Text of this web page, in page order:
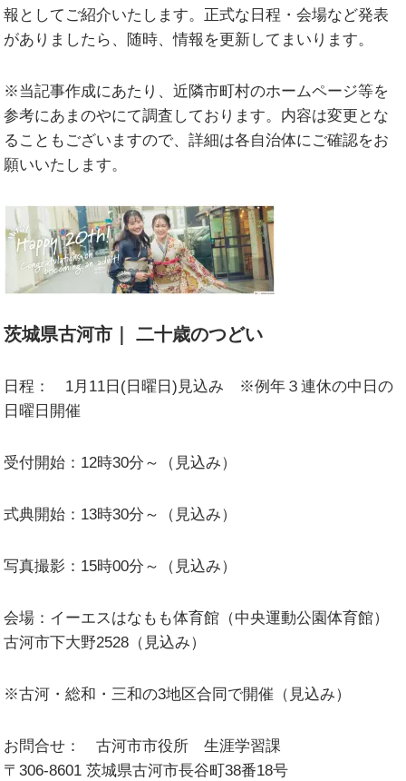
報としてご紹介いたします。正式な日程・会場など発表
がありましたら、随時、情報を更新してまいります。
※当記事作成にあたり、近隣市町村のホームページ等を
参考にあまのやにて調査しております。内容は変更とな
ることもございますので、詳細は各自治体にご確認をお
願いいたします。
茨城県古河市｜ 二十歳のつどい
日程： 1月11日(日曜日) 見込み ※例年３連休の中日の
日曜日開催
受付開始：12時30分～（見込み）
式典開始：13時30分～（見込み）
写真撮影：15時00分～（見込み）
会場：イーエスはなもも体育館（中央運動公園体育館）
古河市下大野2528（見込み）
※古河・総和・三和の3地区合同で開催（見込み）
お問合せ： 古河市市役所 生涯学習課
〒306-8601 茨城県古河市長谷町38番18号